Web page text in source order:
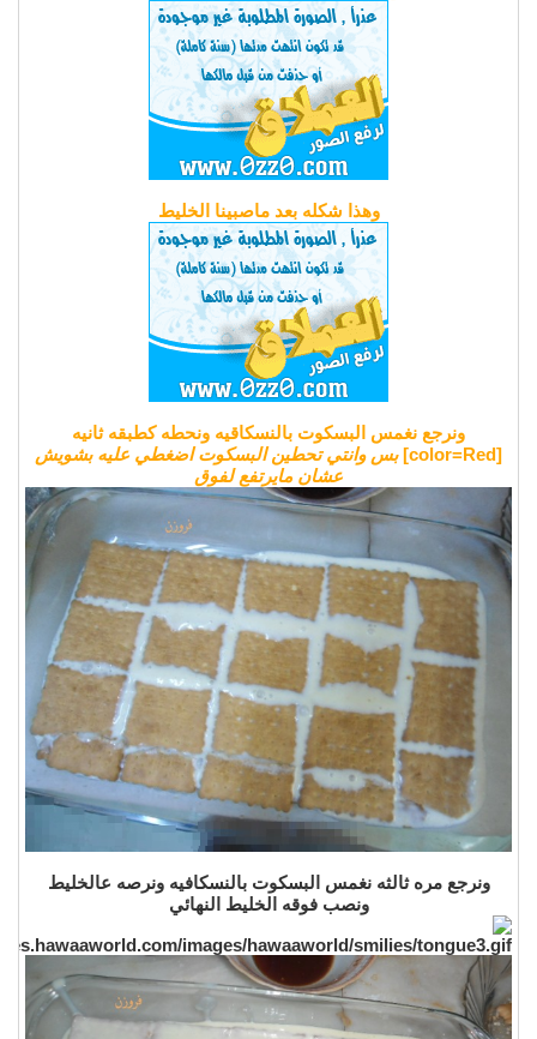
وهذا شكله بعد ماصبينا الخليط
ونرجع نغمس البسكوت بالنسكاقيه ونحطه كطبقه ثانيه
[color=Red]
بس وانتي تحطين البسكوت اضغطي عليه بشويش
عشان مايرتفع لفوق
ونرجع مره ثالثه نغمس البسكوت بالنسكافيه ونرصه عالخليط
ونصب فوقه الخليط النهائي